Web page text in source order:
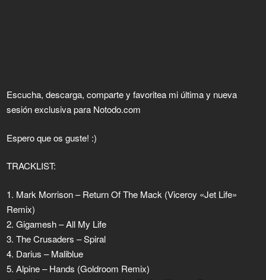
Escucha, descarga, comparte y favoritea mi última y nueva
sesión exclusiva para Notodo.com
Espero que os guste! :)
TRACKLIST:
1. Mark Morrison – Return Of The Mack (Viceroy «Jet Life»
Remix)
2. Gigamesh – All My Life
3. The Crusaders – Spiral
4. Darius – Maliblue
5. Alpine – Hands (Goldroom Remix)